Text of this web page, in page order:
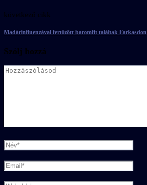
következő cikk
Madárinfluenzával fertőzött baromfit találtak Farkasdon
Szólj hozzá